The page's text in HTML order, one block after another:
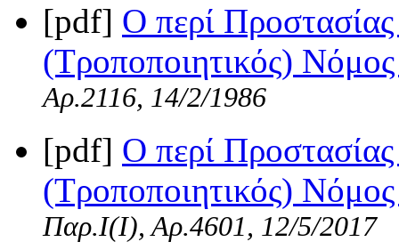
[pdf] Ο περί
(Τροποποιητικός)
Αρ.2116, 14/2/1986
[pdf] Ο περί
(Τροποποιητικός)
Παρ.Ι(I), Αρ.4601, 12/5/2017